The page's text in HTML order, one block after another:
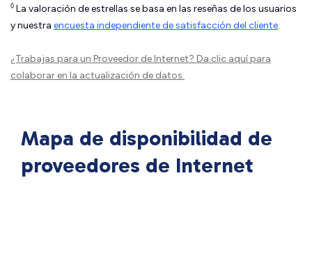
◊ La valoración de estrellas se basa en las reseñas de los usuarios
y nuestra encuesta independiente de satisfacción del cliente.
¿Trabajas para un Proveedor de Internet? Da clic aquípara
colaborar en la actualización de datos.
Mapa de disponibilidad de
proveedores de Internet